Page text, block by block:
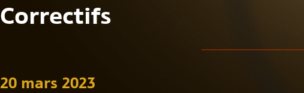
Correctifs
20 mars 2023